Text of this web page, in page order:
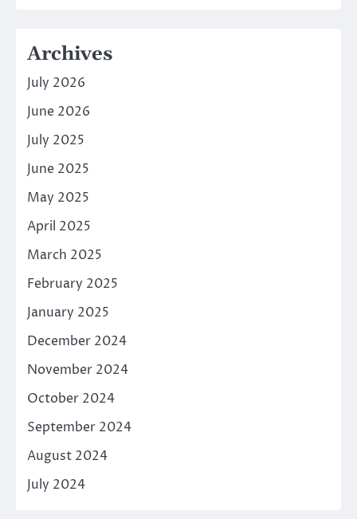
Archives
July 2026
June 2026
July 2025
June 2025
May 2025
April 2025
March 2025
February 2025
January 2025
December 2024
November 2024
October 2024
September 2024
August 2024
July 2024